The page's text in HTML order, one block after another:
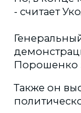
- считает
Порошенко
Также он